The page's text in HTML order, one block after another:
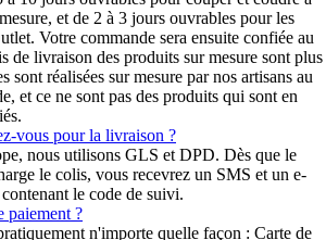
et de 2 à 3 jours ouvrables pour les
Votre commande sera ensuite confiée au
de livraison des produits sur mesure sont plus
sont réalisées sur mesure par nos artisans au
et ce ne sont pas des produits qui sont en
vous pour la livraison ?
nous utilisons GLS et DPD. Dès que le
le colis, vous recevrez un SMS et un e-
le code de suivi.
paiement ?
n'importe quelle façon : Carte de